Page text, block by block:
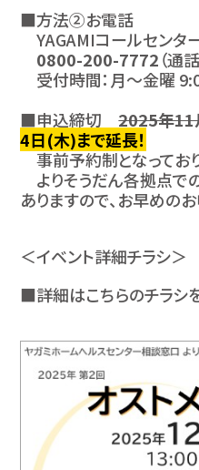
■方法②お電話
YAGAMIコールセンタ
0800-200-7772（通
受付時間：月～金曜
■申込締切2025年
4日(木)まで延長！
事前予約制となっており
よりそうだん各拠点で
ありますので、お早めの
＜イベント詳細チラシ＞
■詳細はこちらのチラシ